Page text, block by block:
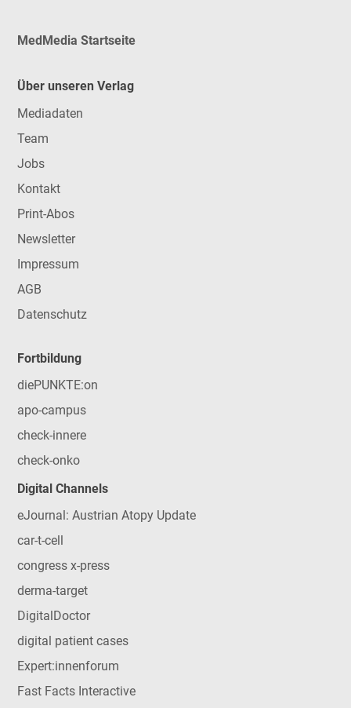
MedMedia Startseite
Über unseren Verlag
Mediadaten
Team
Jobs
Kontakt
Print-Abos
Newsletter
Impressum
AGB
Datenschutz
Fortbildung
diePUNKTE:on
apo-campus
check-innere
check-onko
Digital Channels
eJournal: Austrian Atopy Update
car-t-cell
congress x-press
derma-target
DigitalDoctor
digital patient cases
Expert:innenforum
Fast Facts Interactive